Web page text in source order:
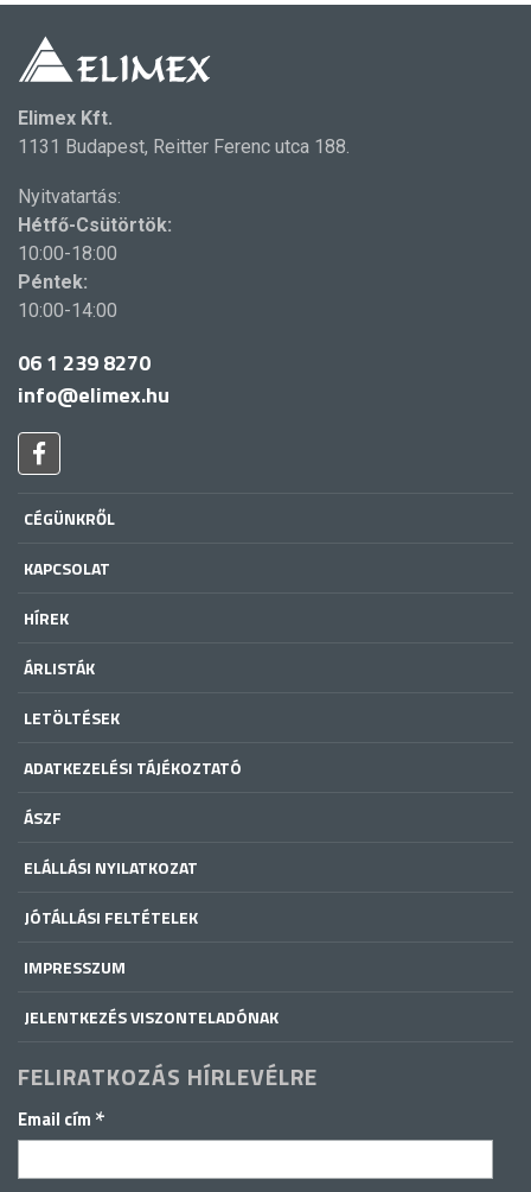
Elimex Kft.
1131 Budapest, Reitter Ferenc utca 188.
Nyitvatartás:
Hétfő-Csütörtök:
10:00-18:00
Péntek:
10:00-14:00
06 1 239 8270
info@elimex.hu
CÉGÜNKRŐL
KAPCSOLAT
HÍREK
ÁRLISTÁK
LETÖLTÉSEK
ADATKEZELÉSI TÁJÉKOZTATÓ
ÁSZF
ELÁLLÁSI NYILATKOZAT
JÓTÁLLÁSI FELTÉTELEK
IMPRESSZUM
JELENTKEZÉS VISZONTELADÓNAK
FELIRATKOZÁS HÍRLEVÉLRE
Email cím *